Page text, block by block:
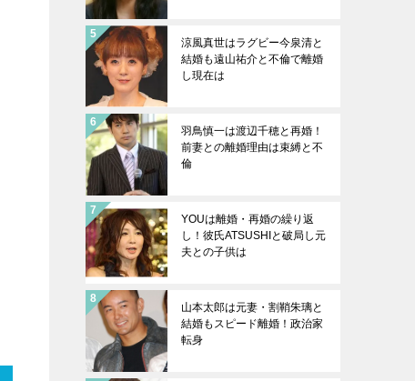
涼風真世はラグビー今泉清と
結婚も遠山祐介と不倫で離婚
し現在は
羽鳥慎一は渡辺千穂と再婚！
前妻との離婚理由は束縛と不
倫
YOUは離婚・再婚の繰り返
し！彼氏ATSUSHIと破局し元
夫との子供は
山本太郎は元妻・割鞘朱璃と
結婚もスピード離婚！政治家
転身